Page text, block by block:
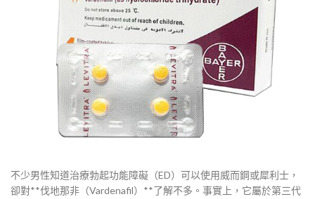
不少男性知道治療勃起功能障礙（ED）可以使用威而鋼或犀利士，
卻對**伐地那非（Vardenafil）**了解不多。事實上，它屬於第三代